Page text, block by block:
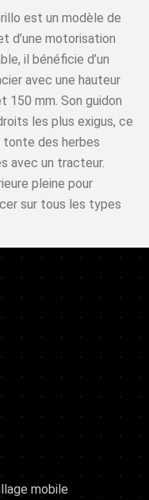
est un modèle de
d’une motorisation
il bénéficie d’un
avec une hauteur
150 mm. Son guidon
les plus exigus, ce
tonte des herbes
avec un tracteur.
pleine pour
sur tous les types
mobile